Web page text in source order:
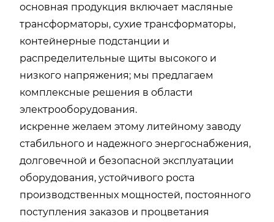
основная продукция включает масляные
трансформаторы, сухие трансформаторы,
контейнерные подстанции и
распределительные щиты высокого и
низкого напряжения; мы предлагаем
комплексные решения в области
электрооборудования.
искренне желаем этому литейному заводу
стабильного и надежного энергоснабжения,
долговечной и безопасной эксплуатации
оборудования, устойчивого роста
производственных мощностей, постоянного
поступления заказов и процветания